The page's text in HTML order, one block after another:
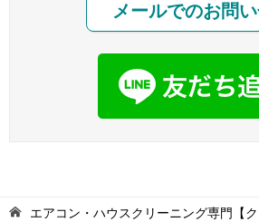
メールでのお問
エアコン・ハウスクリーニング専門【ク